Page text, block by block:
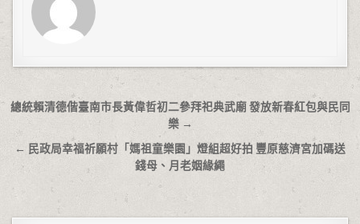
文章導覽
總統賴清德偕臺南市長黃偉哲初二參拜祀典武廟 發放新春紅包與民同
樂 →
← 民政局幸福祈願村「媽祖童樂園」燈組超好拍 豐原慈濟宮加碼送
錢母、月老姻緣繩